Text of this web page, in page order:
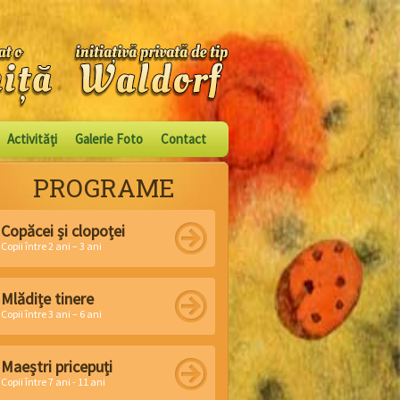
Activităţi Galerie Foto Contact
PROGRAME
Copăcei și clopoței
Copii între 2 ani – 3 ani
Mlădițe tinere
Copii între 3 ani – 6 ani
Maeștri pricepuți
Copii între 7 ani - 11 ani